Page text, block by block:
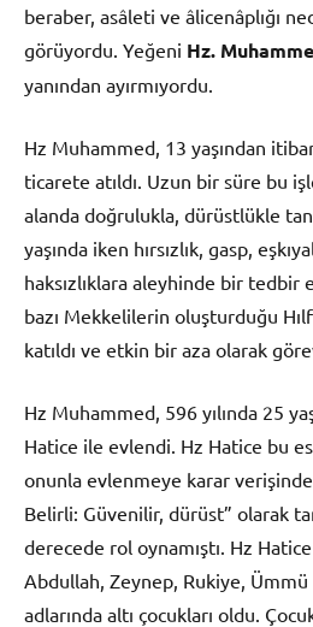
beraber, asâleti ve âlicenâplığı
görüyordu. Yeğeni Hz.
yanından ayırmıyordu.
Hz Muhammed, 13 yaşından
ticarete atıldı. Uzun bir süre bu
alanda doğrulukla, dürüstlükle
yaşında iken hırsızlık, gasp,
haksızlıklara aleyhinde bir tedbir
bazı Mekkelilerin oluşturduğu
katıldı ve etkin bir aza olarak
Hz Muhammed, 596 yılında 25
Hatice ile evlendi. Hz Hatice bu
onunla evlenmeye karar
Belirli: Güvenilir, dürüst” olarak
derecede rol oynamıştı. Hz
Abdullah, Zeynep, Rukiye, Ümmü
adlarında altı çocukları oldu.